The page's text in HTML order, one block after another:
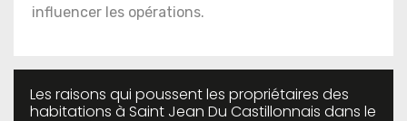
influencer les opérations.
Les raisons qui poussent les propriétaires des
habitations à Saint Jean Du Castillonnais dans le